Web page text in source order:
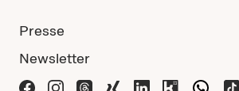
Presse
Newsletter